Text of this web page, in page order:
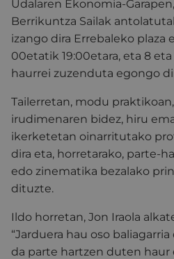
Udalaren Ekonomia-
Berrikuntza Sailak
izango dira Errebaleko plaza
00etatik 19:00etara, eta 8
haurrei zuzenduta egongo
Tailerretan, modu
irudimenaren bidez, hiru
ikerketetan oinarritutako
dira eta, horretarako, parte-
edo zinematika bezalako
dituzte.
Ildo horretan, Jon Iraola
“Jarduera hau oso
da parte hartzen duten haur